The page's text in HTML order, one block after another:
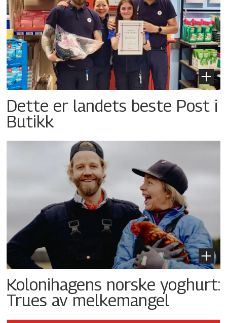
Dette er landets beste Post i
Butikk
Kolonihagens norske yoghurt:
Trues av melkemangel